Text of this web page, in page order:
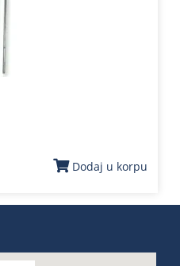
Dodaj u korpu